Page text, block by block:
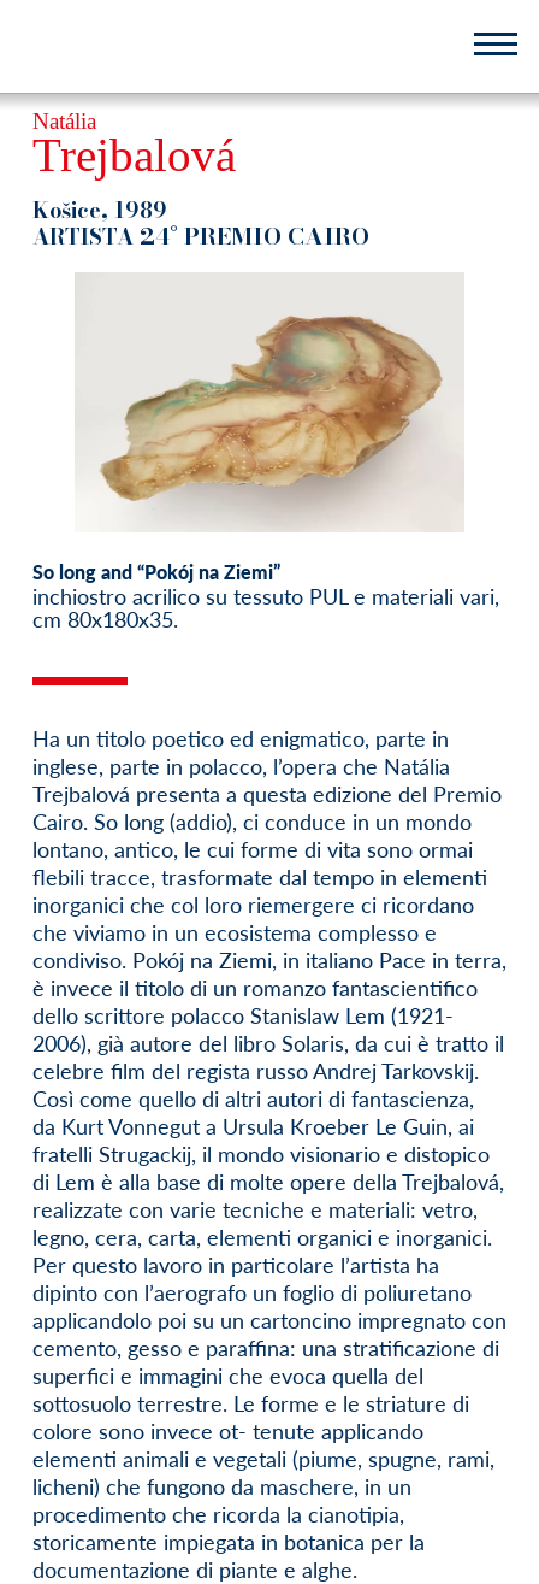
principale
Natália
Trejbalová
Košice, 1989
ARTISTA 24° PREMIO CAIRO
Ha un titolo poetico ed enigmatico, parte in
inglese, parte in polacco, l’opera che Natália
Trejbalová presenta a questa edizione del Premio
Cairo. So long (addio), ci conduce in un mondo
lontano, antico, le cui forme di vita sono ormai
flebili tracce, trasformate dal tempo in elementi
inorganici che col loro riemergere ci ricordano
che viviamo in un ecosistema complesso e
condiviso. Pokój na Ziemi, in italiano Pace in terra,
è invece il titolo di un romanzo fantascientifico
dello scrittore polacco Stanislaw Lem (1921-
2006), già autore del libro Solaris, da cui è tratto il
celebre film del regista russo Andrej Tarkovskij.
Così come quello di altri autori di fantascienza,
da Kurt Vonnegut a Ursula Kroeber Le Guin, ai
fratelli Strugackij, il mondo visionario e distopico
di Lem è alla base di molte opere della Trejbalová,
realizzate con varie tecniche e materiali: vetro,
legno, cera, carta, elementi organici e inorganici.
Per questo lavoro in particolare l’artista ha
dipinto con l’aerografo un foglio di poliuretano
applicandolo poi su un cartoncino impregnato con
cemento, gesso e paraffina: una stratificazione di
superfici e immagini che evoca quella del
sottosuolo terrestre. Le forme e le striature di
colore sono invece ot- tenute applicando
elementi animali e vegetali (piume, spugne, rami,
licheni) che fungono da maschere, in un
procedimento che ricorda la cianotipia,
storicamente impiegata in botanica per la
documentazione di piante e alghe.
So long and “Pokój na Ziemi”
inchiostro acrilico su tessuto PUL e materiali vari,
cm 80x180x35.